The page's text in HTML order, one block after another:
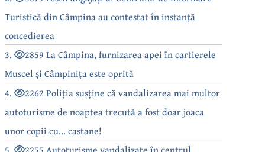
Turistică din Câmpina au contestat în instanță
concedierea
3.
2859 La Câmpina, furnizarea apei în cartierele
Muscel și Câmpinița este oprită
4.
2262 Poliția susține că vandalizarea mai multor
autoturisme de noaptea trecută a fost doar joaca
unor copii cu... castane!